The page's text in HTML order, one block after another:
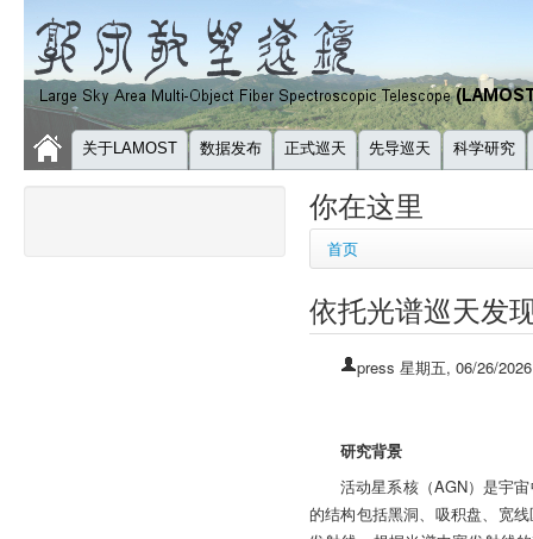
关于LAMOST 数据发布 正式巡天 先导巡天 科学研究
你在这里
首页
依托光谱巡天发
press 星期五, 06/26/
研究背景
活动星系核（AGN）是宇
的结构包括黑洞、吸积盘、宽